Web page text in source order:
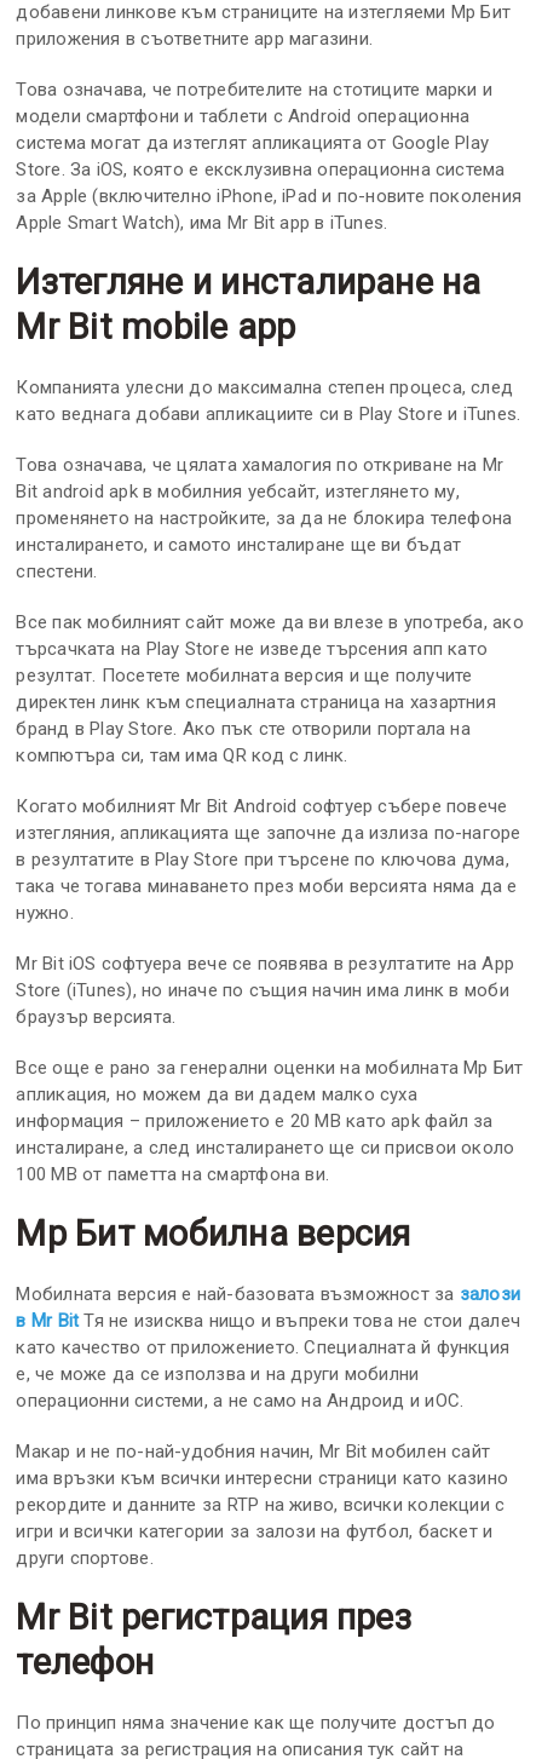
добавени линкове към страниците на изтегляеми Мр Бит
приложения в съответните app магазини.
Това означава, че потребителите на стотиците марки и
модели смартфони и таблети с Android операционна
система могат да изтеглят апликацията от Google Play
Store. За iOS, която е ексклузивна операционна система
за Apple (включително iPhone, iPad и по-новите поколения
Apple Smart Watch), има Mr Bit app в iTunes.
Изтегляне и инсталиране на
Mr Bit mobile app
Компанията улесни до максимална степен процеса, след
като веднага добави апликациите си в Play Store и iTunes.
Това означава, че цялата хамалогия по откриване на Mr
Bit android apk в мобилния уебсайт, изтеглянето му,
променянето на настройките, за да не блокира телефона
инсталирането, и самото инсталиране ще ви бъдат
спестени.
Все пак мобилният сайт може да ви влезе в употреба, ако
търсачката на Play Store не изведе търсения апп като
резултат. Посетете мобилната версия и ще получите
директен линк към специалната страница на хазартния
бранд в Play Store. Ако пък сте отворили портала на
компютъра си, там има QR код с линк.
Когато мобилният Mr Bit Android софтуер събере повече
изтегляния, апликацията ще започне да излиза по-нагоре
в резултатите в Play Store при търсене по ключова дума,
така че тогава минаването през моби версията няма да е
нужно.
Mr Bit iOS софтуера вече се появява в резултатите на App
Store (iTunes), но иначе по същия начин има линк в моби
браузър версията.
Все още е рано за генерални оценки на мобилната Мр Бит
апликация, но можем да ви дадем малко суха
информация – приложението е 20 MB като apk файл за
инсталиране, а след инсталирането ще си присвои около
100 MB от паметта на смартфона ви.
Мр Бит мобилна версия
Мобилната версия е най-базовата възможност за залози
в Mr BitТя не изисква нищо и въпреки това не стои далеч
като качество от приложението. Специалната й функция
е, че може да се използва и на други мобилни
операционни системи, а не само на Андроид и иОС.
Макар и не по-най-удобния начин, Mr Bit мобилен сайт
има връзки към всички интересни страници като казино
рекордите и данните за RTP на живо, всички колекции с
игри и всички категории за залози на футбол, баскет и
други спортове.
Mr Bit регистрация през
телефон
По принцип няма значение как ще получите достъп до
страницата за регистрация на описания тук сайт на